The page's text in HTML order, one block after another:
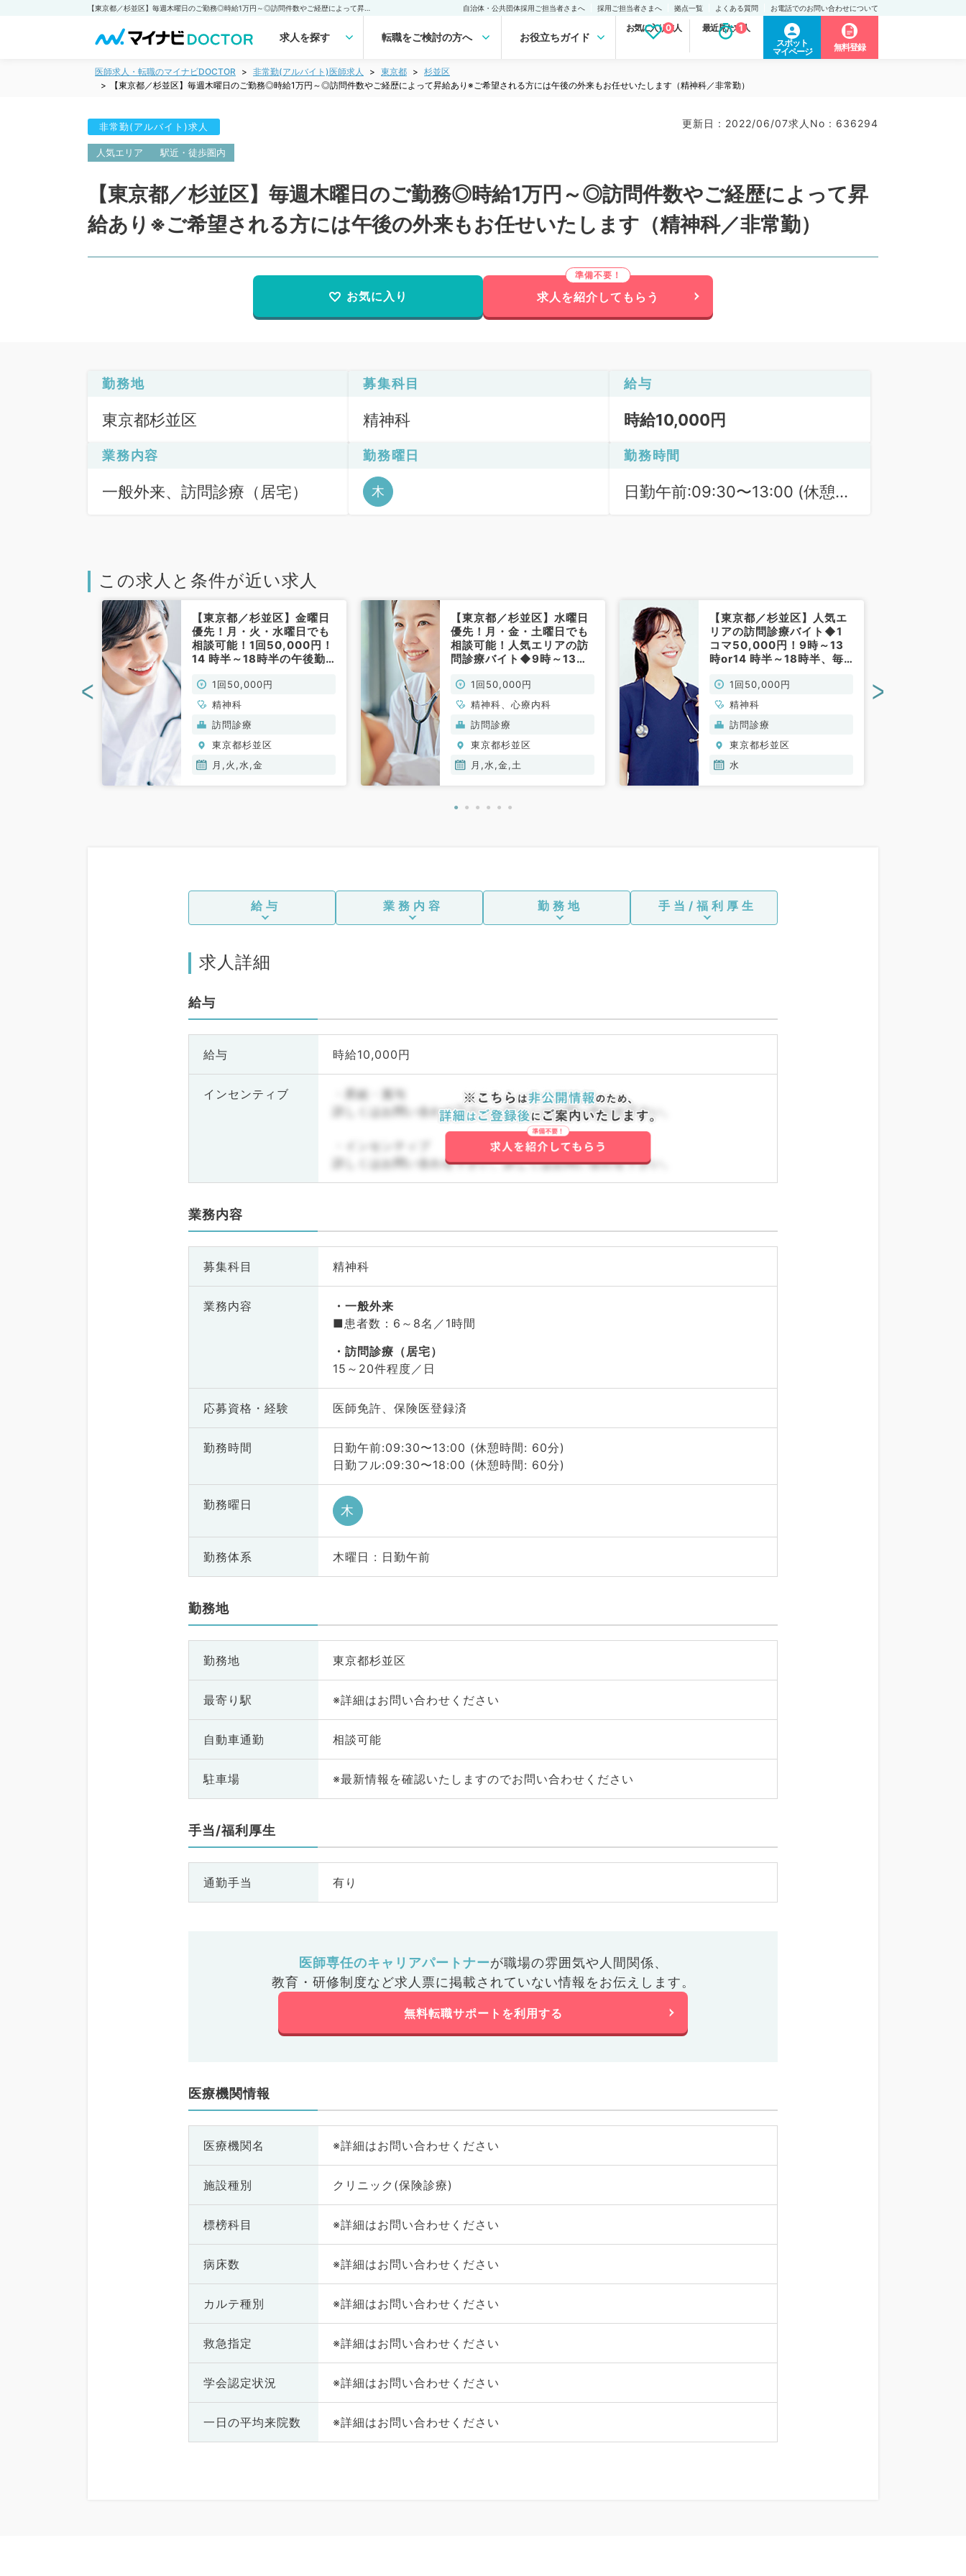
自治体・公共団体採用ご担当者さまへ 採用ご担当者さまへ 拠点一覧 よくある質問 お電話でのお問い合わせについて
求人を探す 転職をご検討の方へ お役立ちガイド
お気に入り求人
0 最近見た求人
1
スポット
マイページ
無料登録
医師求人・転職のマイナビDOCTOR 非常勤(アルバイト)医師求人 東京都
杉並区
【東京都／杉並区】毎週木曜日のご勤務◎時給1万円～◎訪問件数やご経歴によって昇給あり※ご希望される方には午後の外来もお任せいたします（精神科／非常勤）
非常勤(アルバイト)求人 更新日 : 2022/06/07求人No : 636294
人気エリア 駅近・徒歩圏内
【東京都／杉並区】毎週木曜日のご勤務◎時給1万円～◎訪問件数やご経歴によって昇
給あり※ご希望される方には午後の外来もお任せいたします（精神科／非常勤）
お気に入り 求人を紹介してもらう
勤務地
東京都杉並区
募集科目
精神科
給与
時給10,000円
業務内容
一般外来、訪問診療（居宅）
勤務曜日
木
勤務時間
日勤午前:09:30〜13:00 (休憩時
この求人と条件が近い求人
【東京都／杉並区】金曜日
優先！月・火・水曜日でも
相談可能！1回50,000円！
14 時半～18時半の午後勤
診療／非常勤）
1回50,000円
精神科
訪問診療
東京都杉並区
月,火,水,金
【東京都／杉並区】水曜日
優先！月・金・土曜日でも
相談可能！人気エリアの訪
問診療バイト◆9時～13時
行あり（訪問診療／非常
勤）
1回50,000円
精神科、心療内科
訪問診療
東京都杉並区
月,水,金,土
【東京都／杉並区】人気エ
リアの訪問診療バイト◆1
コマ50,000円！9時～13
時or14 時半～18時半、毎
勤務◎ゆったりめの件数＆
看護師同行もあり！駅近ク
リニックです（その他／非
常勤）
1回50,000円
精神科
訪問診療
東京都杉並区
水
< >
給与 業務内容 勤務地 手当/福利厚生
求人詳細
給与
給与 時給10,000円
インセンティブ
・昇給・賞与
詳しくはお問い合わせ下さい。詳しくはお問い合わせ下さい。
・インセンティブ
詳しくはお問い合わせ下さい。詳しくはお問い合わせ下さい。
業務内容
募集科目 精神科
業務内容
一般外来
■患者数：6～8名／1時間
訪問診療（居宅）
15～20件程度／日
応募資格・ 経験 医師免許、保険医登録済
勤務時間
日勤午前:09:30〜13:00 (休憩時間: 60分)
日勤フル:09:30〜18:00 (休憩時間: 60分)
勤務曜日 木
勤務体系 木曜日 : 日勤午前
勤務地
勤務地 東京都杉並区
最寄り駅 ※詳細はお問い合わせください
自動車通勤 相談可能
駐車場 ※最新情報を確認いたしますのでお問い合わせください
手当/福利厚生
通勤手当 有り
医師専任のキャリアパートナーが職場の雰囲気や人間関係、
教育・研修制度など求人票に掲載されていない情報をお伝えします。
無料転職サポートを利用する
医療機関情報
医療機関名 ※詳細はお問い合わせください
施設種別 クリニック(保険診療)
標榜科目 ※詳細はお問い合わせください
病床数 ※詳細はお問い合わせください
カルテ種別 ※詳細はお問い合わせください
救急指定 ※詳細はお問い合わせください
学会認定状況 ※詳細はお問い合わせください
一日の平均来院数 ※詳細はお問い合わせください